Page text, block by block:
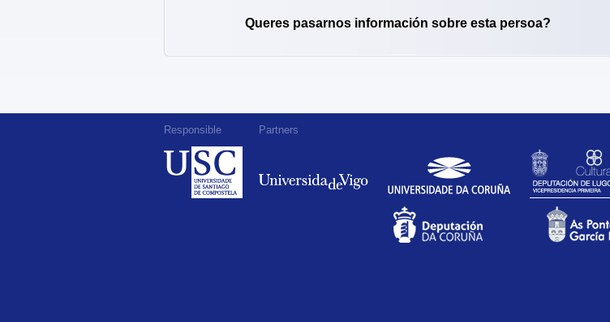
Queres pasarnos información sobre esta persoa?
Responsible Partners